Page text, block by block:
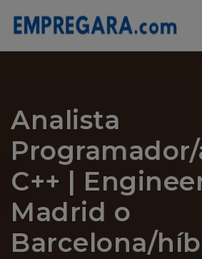
Analista
Programador/
C++ |
Madrid o
Barcelona/